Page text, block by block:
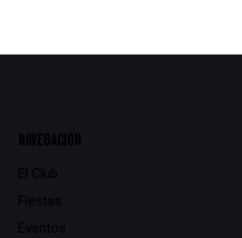
NAVEGACIÓN
El Club
Fiestas
Eventos